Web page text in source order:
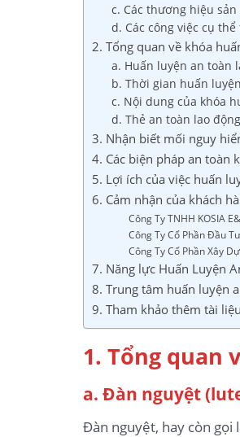
c. Các thương hiệu
d. Các công việc cụ
2. Tổng quan về khóa
a. Huấn luyện an toàn
b. Thời gian huấn luyện
c. Nội dung của khóa
d. Thẻ an toàn lao động
3. Nhận biết mối nguy
4. Các biện pháp an toàn
5. Lợi ích của việc huấn
6. Cảm nhận của khách
Công Ty TNHH KOSIA
Công Ty Cổ Phần Đầu
Công Ty Cổ Phần Xây
7. Năng lực Huấn Luyện
8. Trung tâm huấn luyện
9. Tham khảo thêm tài
1. Tổng quan
a. Đàn nguyệt
Đàn nguyệt, hay còn gọi